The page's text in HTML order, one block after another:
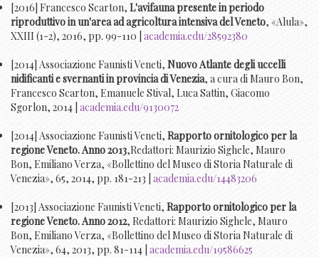
[2016] Francesco Scarton, L'avifauna presente in periodo
riproduttivo in un'area ad agricoltura intensiva del Veneto, «Alula»,
XXIII (1-2), 2016, pp. 99-110 | academia.edu/28592380
[2014] Associazione Faunisti Veneti, Nuovo Atlante degli uccelli
nidificanti e svernanti in provincia di Venezia, a cura di Mauro Bon,
Francesco Scarton, Emanuele Stival, Luca Sattin, Giacomo
Sgorlon, 2014 | academia.edu/9130072
[2014] Associazione Faunisti Veneti, Rapporto ornitologico per la
regione Veneto. Anno 2013,Redattori: Maurizio Sighele, Mauro
Bon, Emiliano Verza, «Bollettino del Museo di Storia Naturale di
Venezia», 65, 2014, pp. 181-213 | academia.edu/14483206
[2013] Associazione Faunisti Veneti, Rapporto ornitologico per la
regione Veneto. Anno 2012, Redattori: Maurizio Sighele, Mauro
Bon, Emiliano Verza, «Bollettino del Museo di Storia Naturale di
Venezia», 64, 2013, pp. 81-114 | academia.edu/19586625